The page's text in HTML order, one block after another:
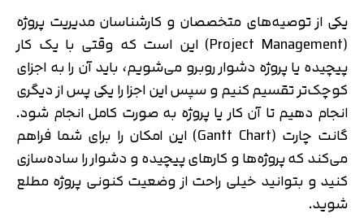
یکی از توصیه‌های متخصصان و کارشناسان مدیریت پروژه
(Project Management) این است که وقتی با یک کار
پیچیده یا پروژه دشوار روبرو می‌شویم، باید آن را به اجزای
کوچک‌تر تقسیم کنیم و سپس این اجزا را یکی پس از دیگری
انجام دهیم تا آن کار یا پروژه به صورت کامل انجام شود.
گانت چارت (Gantt Chart) این امکان را برای شما فراهم
می‌کند که پروژه‌ها و کارهای پیچیده و دشوار را ساده‌سازی
کنید و بتوانید خیلی راحت از وضعیت کنونی پروژه مطلع
شوید.